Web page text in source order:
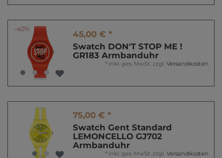
-40%
45,00 € *
Swatch DON'T STOP ME !
GR183 Armbanduhr
* inkl. ges. MwSt. zzgl. Versandkosten
75,00 € *
Swatch Gent Standard
LEMONCELLO GJ702
Armbanduhr
* inkl. ges. MwSt. zzgl. Versandkosten